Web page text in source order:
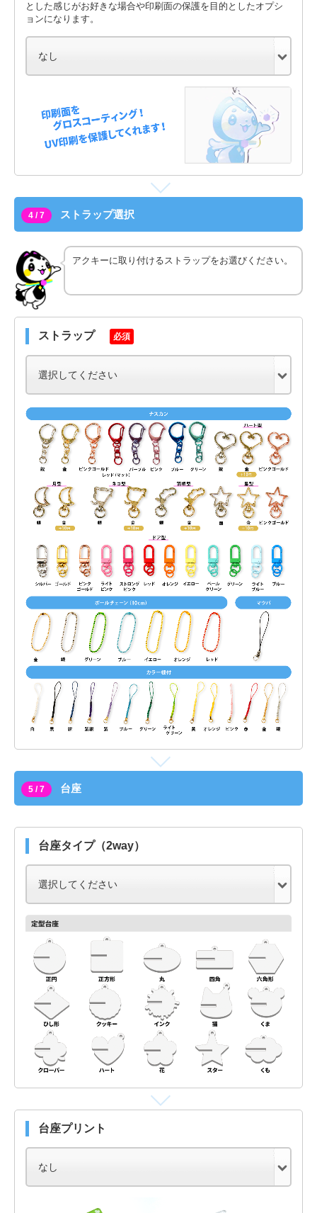
とした感じがお好きな場合や印刷面の保護を目的としたオプシ
ョンになります。
4 / 7 ストラップ選択
アクキーに取り付けるストラップをお選びください。
ストラップ 必須
5 / 7 台座
台座タイプ（2way）
台座プリント